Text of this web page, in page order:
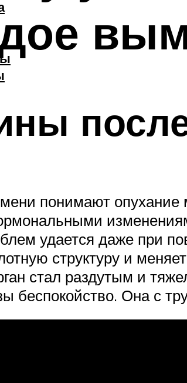
понимают опухание
удается даже при
структуру и
стал раздутым и
беспокойство. Она с